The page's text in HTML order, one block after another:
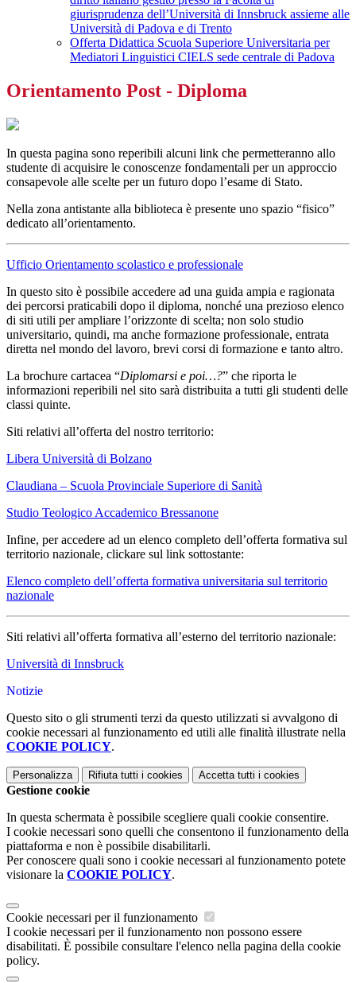
giurisprudenza dell’Università di Innsbruck assieme alle
Università di Padova e di Trento
Offerta Didattica Scuola Superiore Universitaria per
Mediatori Linguistici CIELS sede centrale di Padova
Orientamento Post - Diploma
In questa pagina sono reperibili alcuni link che permetteranno allo
studente di acquisire le conoscenze fondamentali per un approccio
consapevole alle scelte per un futuro dopo l’esame di Stato.
Nella zona antistante alla biblioteca è presente uno spazio “fisico”
dedicato all’orientamento.
Ufficio Orientamento scolastico e professionale
In questo sito è possibile accedere ad una guida ampia e ragionata
dei percorsi praticabili dopo il diploma, nonché una prezioso elenco
di siti utili per ampliare l’orizzonte di scelta; non solo studio
universitario, quindi, ma anche formazione professionale, entrata
diretta nel mondo del lavoro, brevi corsi di formazione e tanto altro.
La brochure cartacea “Diplomarsi e poi…?” che riporta le
informazioni reperibili nel sito sarà distribuita a tutti gli studenti delle
classi quinte.
Siti relativi all’offerta del nostro territorio:
Libera Università di Bolzano
Claudiana – Scuola Provinciale Superiore di Sanità
Studio Teologico Accademico Bressanone
Infine, per accedere ad un elenco completo dell’offerta formativa sul
territorio nazionale, clickare sul link sottostante:
Elenco completo dell’offerta formativa universitaria sul territorio
nazionale
Siti relativi all’offerta formativa all’esterno del territorio nazionale:
Università di Innsbruck
Notizie
Questo sito o gli strumenti terzi da questo utilizzati si avvalgono di
cookie necessari al funzionamento ed utili alle finalità illustrate nella
COOKIE POLICY.
Personalizza Rifiuta tutti i cookies Accetta tutti i cookies
Gestione cookie
In questa schermata è possibile scegliere quali cookie consentire.
I cookie necessari sono quelli che consentono il funzionamento della
piattaforma e non è possibile disabilitarli.
Per conoscere quali sono i cookie necessari al funzionamento potete
visionare la COOKIE POLICY.
Cookie necessari per il funzionamento
I cookie necessari per il funzionamento non possono essere
disabilitati. È possibile consultare l'elenco nella pagina della cookie
policy.